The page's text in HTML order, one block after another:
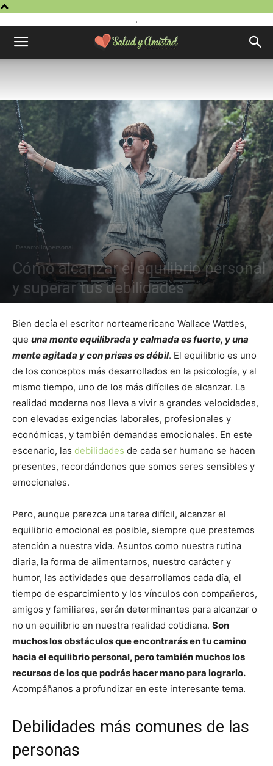
.
Desarrollo personal
Cómo alcanzar el equilibrio personal
y superar tus debilidades
Bien decía el escritor norteamericano Wallace Wattles,
que una mente equilibrada y calmada es fuerte, y una
mente agitada y con prisas es débil. El equilibrio es uno
de los conceptos más desarrollados en la psicología, y al
mismo tiempo, uno de los más difíciles de alcanzar. La
realidad moderna nos lleva a vivir a grandes velocidades,
con elevadas exigencias laborales, profesionales y
económicas, y también demandas emocionales. En este
escenario, las debilidades de cada ser humano se hacen
presentes, recordándonos que somos seres sensibles y
emocionales.
Pero, aunque parezca una tarea difícil, alcanzar el
equilibrio emocional es posible, siempre que prestemos
atención a nuestra vida. Asuntos como nuestra rutina
diaria, la forma de alimentarnos, nuestro carácter y
humor, las actividades que desarrollamos cada día, el
tiempo de esparcimiento y los vínculos con compañeros,
amigos y familiares, serán determinantes para alcanzar o
no un equilibrio en nuestra realidad cotidiana. Son
muchos los obstáculos que encontrarás en tu camino
hacia el equilibrio personal, pero también muchos los
recursos de los que podrás hacer mano para lograrlo.
Acompáñanos a profundizar en este interesante tema.
Debilidades más comunes de las
personas